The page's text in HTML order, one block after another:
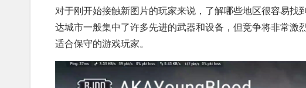
对于刚开始接触新图片的玩家来说，了解哪些地区很容易
达城市一般集中了许多先进的武器和设备，但竞争将非常激
适合保守的游戏玩家。